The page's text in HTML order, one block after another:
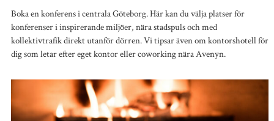
Boka en konferens i centrala Göteborg. Här kan du välja platser för
konferenser i inspirerande miljöer, nära stadspuls och med
kollektivtrafik direkt utanför dörren. Vi tipsar även om kontorshotell för
dig som letar efter eget kontor eller coworking nära Avenyn.